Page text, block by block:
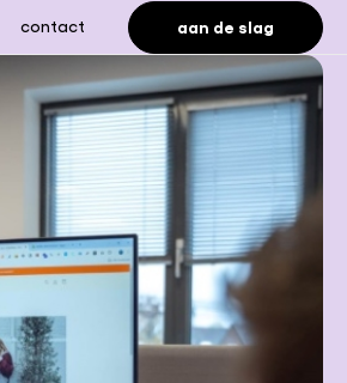
contact aan de slag